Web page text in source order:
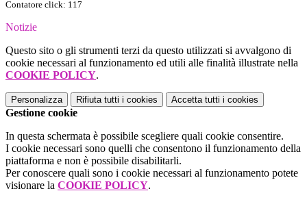
Contatore click: 117
Notizie
Questo sito o gli strumenti terzi da questo utilizzati si avvalgono di
cookie necessari al funzionamento ed utili alle finalità illustrate nella
COOKIE POLICY.
Personalizza Rifiuta tutti i cookies Accetta tutti i cookies
Gestione cookie
In questa schermata è possibile scegliere quali cookie consentire.
I cookie necessari sono quelli che consentono il funzionamento della
piattaforma e non è possibile disabilitarli.
Per conoscere quali sono i cookie necessari al funzionamento potete
visionare la COOKIE POLICY.